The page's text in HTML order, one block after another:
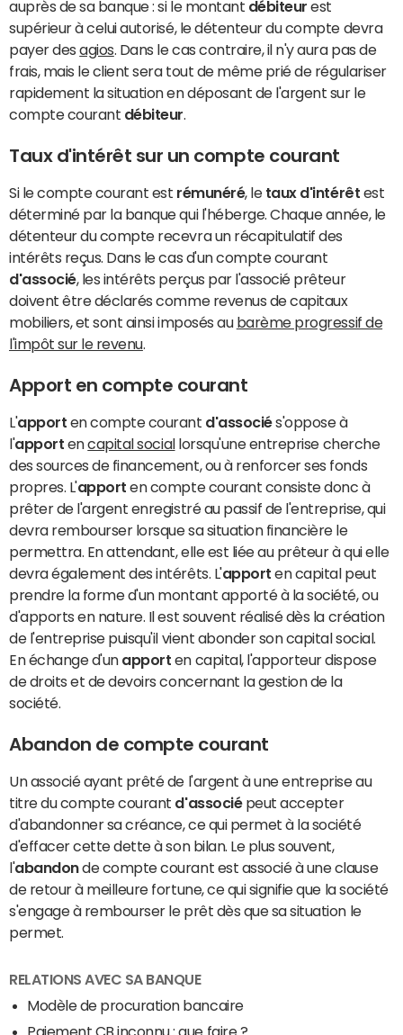
auprès de sa banque : si le montant débiteur est
supérieur à celui autorisé, le détenteur du compte devra
payer desagios. Dans le cas contraire, il n'y aura pas de
frais, mais le client sera tout de même prié de régulariser
rapidement la situation en déposant de l'argent sur le
compte courant débiteur.
Taux d'intérêt sur un compte courant
Si le compte courant est rémunéré, le taux d'intérêt est
déterminé par la banque qui l'héberge. Chaque année, le
détenteur du compte recevra un récapitulatif des
intérêts reçus. Dans le cas d'un compte courant
d'associé, les intérêts perçus par l'associé prêteur
doivent être déclarés comme revenus de capitaux
mobiliers, et sont ainsi imposés au barème progressif de
l'impôt sur le revenu.
Apport en compte courant
L'apport en compte courant d'associés'oppose à
l'apport encapital social
lorsqu'une entreprise cherche
des sources de financement, ou à renforcer ses fonds
propres. L'apport en compte courant consiste donc à
prêter de l'argent enregistré au passif de l'entreprise, qui
devra rembourser lorsque sa situation financière le
permettra. En attendant, elle est liée au prêteur à qui elle
devra également des intérêts. L'apport en capital peut
prendre la forme d'un montant apporté à la société, ou
d'apports en nature. Il est souvent réalisé dès la création
de l'entreprise puisqu'il vient abonder son capital social.
En échange d'un apport en capital, l'apporteur dispose
de droits et de devoirs concernant la gestion de la
société.
Abandon de compte courant
Un associé ayant prêté de l'argent à une entreprise au
titre du compte courant d'associépeut accepter
d'abandonner sa créance, ce qui permet à la société
d'effacer cette dette à son bilan. Le plus souvent,
l'abandonde compte courant est associé à une clause
de retour à meilleure fortune, ce qui signifie que la société
s'engage à rembourser le prêt dès que sa situation le
permet.
RELATIONS AVEC SA BANQUE
Modèle de procuration bancaire
Paiement CB inconnu : que faire ?